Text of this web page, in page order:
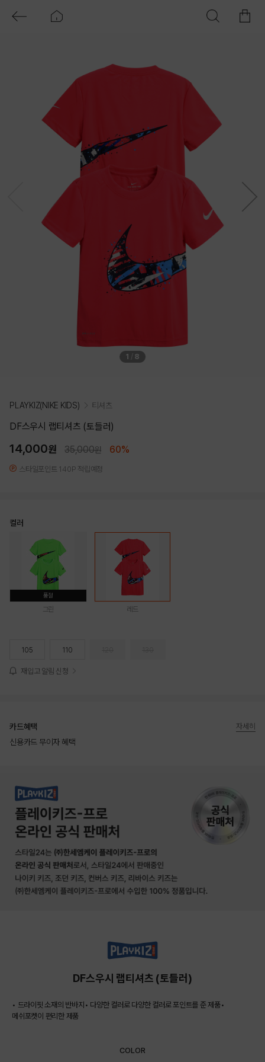
1 / 8
PLAYKIZ(NIKE KIDS) 티셔츠
DF스우시 랩티셔츠 (토들러)
14,000원 35,000원 60%
스타일포인트 140P 적립예정
컬러
품절
그린 레드
105 110
재입고 알림 신청
카드혜택
신용카드 무이자 혜택
자세히
DF스우시 랩티셔츠 (토들러)
• 드라이핏 소재의 반바지• 다양한 컬러로 다양한 컬러로 포인트를 준 제품•
메쉬포켓이 편리한 제품
COLOR